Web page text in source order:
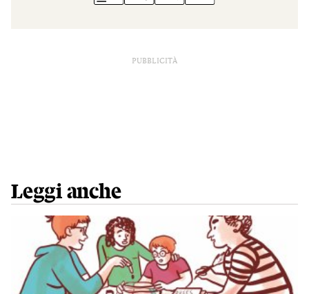
PUBBLICITÀ
Leggi anche